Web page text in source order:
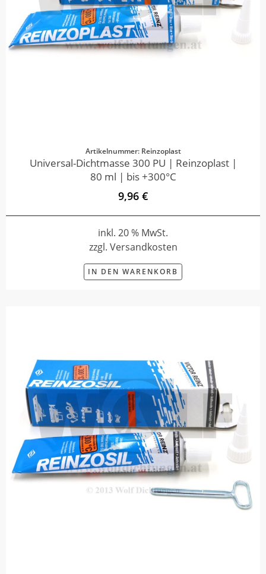
Artikelnummer: Reinzoplast
Universal-Dichtmasse 300 PU | Reinzoplast |
80 ml | bis +300°C
9,96 €
inkl. 20 % MwSt.
zzgl. Versandkosten
IN DEN WARENKORB